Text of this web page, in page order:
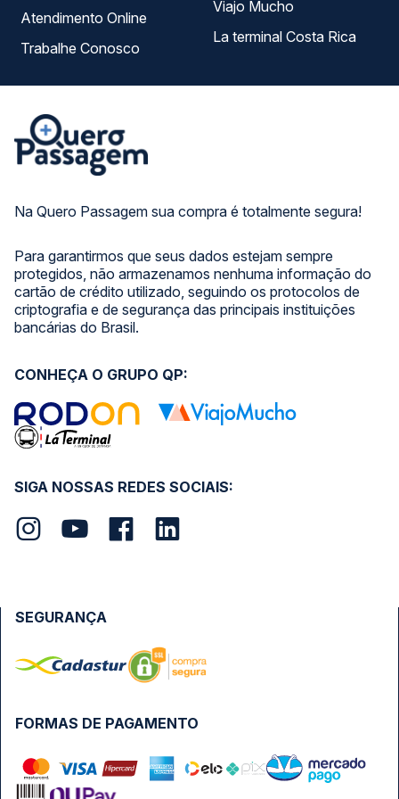
Na Quero Passagem sua compra é totalmente segura!
Para garantirmos que seus dados estejam sempre
protegidos, não armazenamos nenhuma informação do
cartão de crédito utilizado, seguindo os protocolos de
criptografia e de segurança das principais instituições
bancárias do Brasil.
Atendimento Online
Trabalhe Conosco
Viajo Mucho
La terminal Costa Rica
SIGA NOSSAS REDES SOCIAIS:
CONHEÇA O GRUPO QP:
FORMAS DE PAGAMENTO
SEGURANÇA